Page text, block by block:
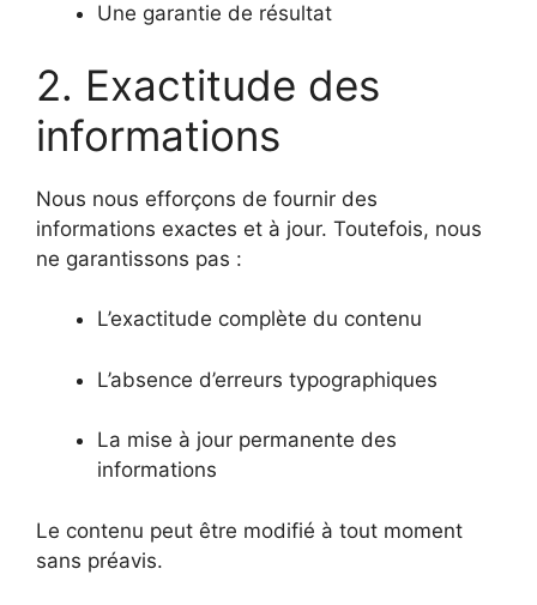
Une garantie de résultat
2. Exactitude des
informations
Nous nous efforçons de fournir des
informations exactes et à jour. Toutefois, nous
ne garantissons pas :
L’exactitude complète du contenu
L’absence d’erreurs typographiques
La mise à jour permanente des
informations
Le contenu peut être modifié à tout moment
sans préavis.